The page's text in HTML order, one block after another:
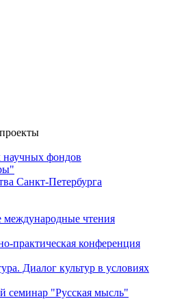
научных фондов
Санкт-Петербурга
чтения
практическая конференция
Диалог культур в условиях
семинар "Русская мысль"